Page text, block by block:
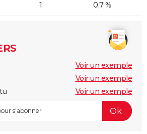
1 0,7 %
Voir un exemple
Voir un exemple
Voir un exemple